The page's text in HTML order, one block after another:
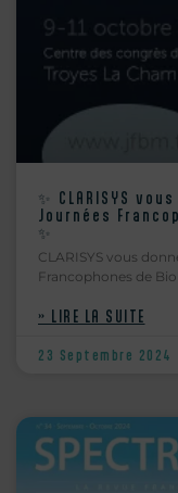
✨ CLARISYS
Journées
✨
CLARISYS vous
Francophones de
» LIRE LA SUITE
23 Septembre 2024